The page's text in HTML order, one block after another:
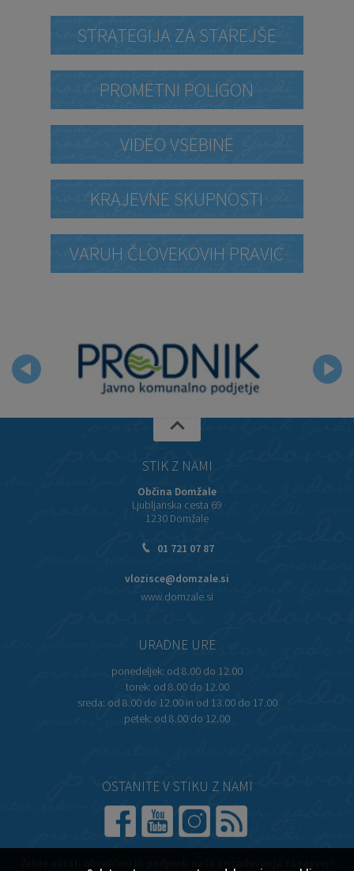
STRATEGIJA ZA STAREJŠE
PROMETNI POLIGON
VIDEO VSEBINE
KRAJEVNE SKUPNOSTI
VARUH ČLOVEKOVIH PRAVIC
STIK Z NAMI
Občina Domžale
Ljubljanska cesta 69
1230 Domžale
01 721 07 87
vlozisce@domzale.si
www.domzale.si
URADNE URE
ponedeljek: od 8.00 do 12.00
torek: od 8.00 do 12.00
sreda: od 8.00 do 12.00 in od 13.00 do 17.00
petek: od 8.00 do 12.00
OSTANITE V STIKU Z NAMI
Želite ostati obveščeni in podpreti naša prizadevanja za razvoj?